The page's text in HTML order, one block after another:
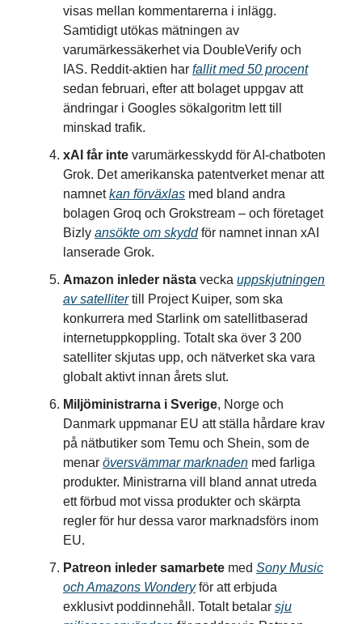
visas mellan kommentarerna i inlägg.
Samtidigt utökas mätningen av
varumärkessäkerhet via DoubleVerify och
IAS. Reddit-aktien har fallit med 50 procent
sedan februari, efter att bolaget uppgav att
ändringar i Googles sökalgoritm lett till
minskad trafik.
xAI får inte varumärkesskydd för AI-chatboten
Grok. Det amerikanska patentverket menar att
namnetkan förväxlas med bland andra
bolagen Groq och Grokstream – och företaget
Bizly ansökte om skyddför namnet innan xAI
lanserade Grok.
Amazon inleder nästa vecka uppskjutningen
av satellitertill Project Kuiper, som ska
konkurrera med Starlink om satellitbaserad
internetuppkoppling. Totalt ska över 3 200
satelliter skjutas upp, och nätverket ska vara
globalt aktivt innan årets slut.
Miljöministrarna i Sverige, Norge och
Danmark uppmanar EU att ställa hårdare krav
på nätbutiker som Temu och Shein, som de
menar översvämmar marknaden med farliga
produkter. Ministrarna vill bland annat utreda
ett förbud mot vissa produkter och skärpta
regler för hur dessa varor marknadsförs inom
EU.
Patreon inleder samarbete med Sony Music
och Amazons Wonderyför att erbjuda
exklusivt poddinnehåll. Totalt betalar sju